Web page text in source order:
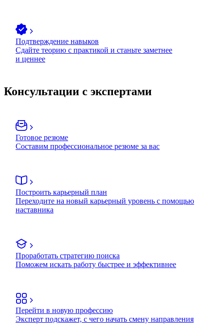
Подтверждение навыков
Сдайте теорию с практикой и станьте заметнее
и ценнее
Консультации с экспертами
Готовое резюме
Составим профессиональное резюме за вас
Построить карьерный план
Переходите на новый карьерный уровень с помощью
наставника
Проработать стратегию поиска
Поможем искать работу быстрее и эффективнее
Перейти в новую профессию
Эксперт подскажет, с чего начать смену направления